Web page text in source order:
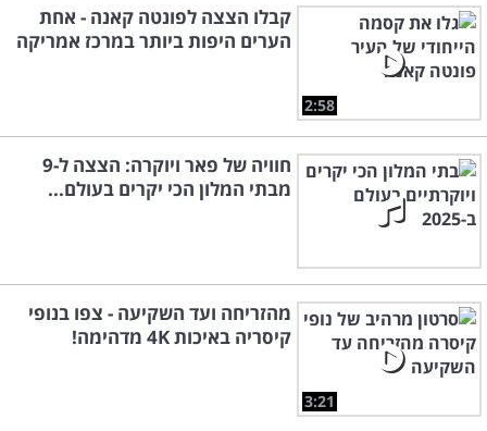
2:58
קבלו הצצה לפונטה קאנה - אחת
הערים היפות ביותר במרכז אמריקה
חוויה של פאר ויוקרה: הצצה ל-9
מבתי המלון הכי יקרים בעולם...
3:21
מהזריחה ועד השקיעה - צפו בנופי
קיסריה באיכות 4K מדהימה!